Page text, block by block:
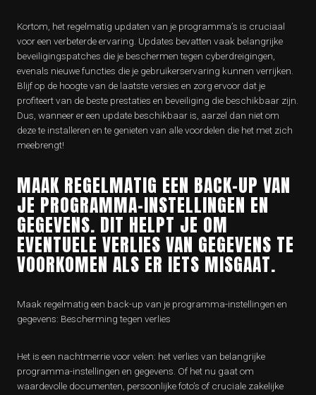
Kortom, het regelmatig updaten van je programma’s is cruciaal
voor een verbeterde ervaring. Updates bevatten vaak belangrijke
beveiligingspatches die je beschermen tegen cyberdreigingen,
evenals nieuwe functies die je gebruikerservaring kunnen verrijken.
Blijf op de hoogte van de laatste versies en zorg ervoor dat je
profiteert van de beste prestaties en beveiliging die beschikbaar zijn.
Dus, wanneer er een update beschikbaar is, aarzel dan niet om
deze te installeren en te genieten van alle voordelen die het met zich
meebrengt!
MAAK REGELMATIG EEN BACK-UP VAN
JE PROGRAMMA-INSTELLINGEN EN
GEGEVENS. DIT HELPT JE OM
EVENTUELE VERLIES VAN GEGEVENS TE
VOORKOMEN ALS ER IETS MISGAAT.
Maak regelmatig een back-up van je programma-instellingen en
gegevens: Bescherming tegen verlies
Het is een nachtmerrie voor velen: het verlies van belangrijke
programma-instellingen en gegevens. Of het nu gaat om
waardevolle documenten, persoonlijke foto’s of cruciale zakelijke